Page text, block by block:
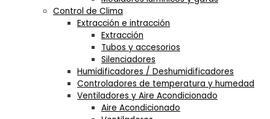
Control de Clima
Extracción e intracción
Extracción
Tubos y accesorios
Silenciadores
Humidificadores / Deshumidificadores
Controladores de temperatura y humedad
Ventiladores y Aire Acondicionado
Aire Acondicionado